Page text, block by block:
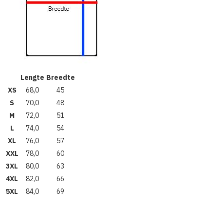
Lengte Breedte
XS
68,0
45
S
70,0
48
M
72,0
51
L
74,0
54
XL
76,0
57
XXL
78,0
60
3XL
80,0
63
4XL
82,0
66
5XL
84,0 69